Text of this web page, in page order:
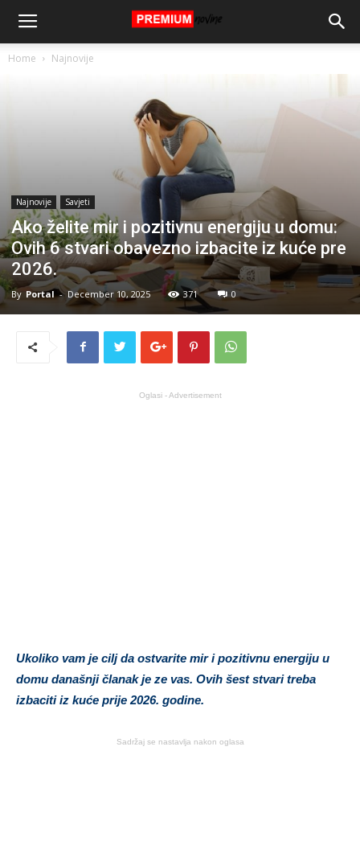
Home Najnovije
Najnovije Savjeti
Ako želite mir i pozitivnu energiju u domu:
Ovih 6 stvari obavezno izbacite iz kuće pre
2026.
By Portal - December 10, 2025 371 0
Oglasi - Advertisement
Ukoliko vam je cilj da ostvarite mir i pozitivnu energiju u
domu današnji članak je ze vas. Ovih šest stvari treba
izbaciti iz kuće prije 2026. godine.
Sadržaj se nastavlja nakon oglasa